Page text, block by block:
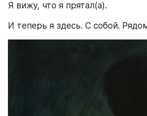
Я вижу, что я прятал(а).
И теперь я здесь. С собой.